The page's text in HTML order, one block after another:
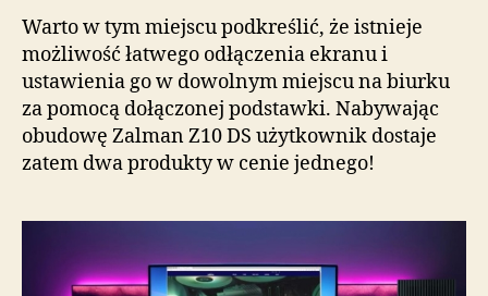
Warto w tym miejscu podkreślić, że istnieje
możliwość łatwego odłączenia ekranu i
ustawienia go w dowolnym miejscu na biurku
za pomocą dołączonej podstawki. Nabywając
obudowę Zalman Z10 DS użytkownik dostaje
zatem dwa produkty w cenie jednego!